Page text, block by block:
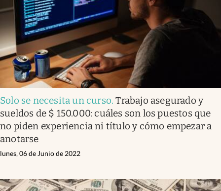
Solo se necesita un curso.Trabajo asegurado y
sueldos de $ 150.000: cuáles son los puestos que
no piden experiencia ni título y cómo empezar a
anotarse
lunes, 06 de Junio de 2022